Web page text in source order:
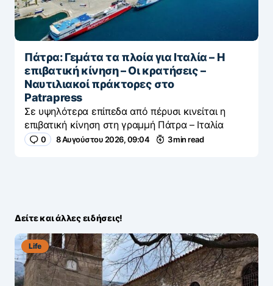
Πάτρα: Γεμάτα τα πλοία για Ιταλία – Η
επιβατική κίνηση – Οι κρατήσεις –
Ναυτιλιακοί πράκτορες στο
Patrapress
Σε υψηλότερα επίπεδα από πέρυσι κινείται η
επιβατική κίνηση στη γραμμή Πάτρα – Ιταλία
0 8 Αυγούστου 2026, 09:04 3 min read
Δείτε και άλλες ειδήσεις!
Life